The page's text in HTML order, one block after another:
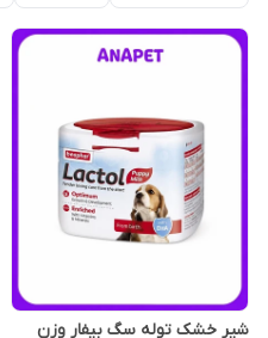
شیر خشک توله سگ بیفار وزن